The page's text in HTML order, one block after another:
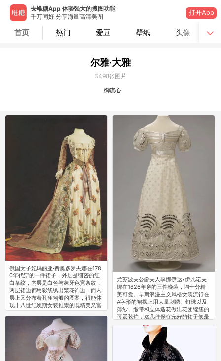
去堆糖App 体验强大的搜图功能
千万同好 分享海量高清美图
打开App
首页 热门 爱豆 壁纸 头像
尔雅·大雅
3498张图片
御流心
俄国太子妃玛丽亚·费奥多罗夫娜在178
0年代穿的一件裙子，外层是细密的红
白条纹，内层是白色与象牙色宽条纹，
两层裙边都用彩线绣出繁花饰边，而内
层上又分布着孔雀翎般的图案，很能体
现十八世纪晚期女装推崇的既精美又富
有自然韵味的风格。 ​​​
尤苏波夫公爵夫人季娜伊达•伊凡诺夫
娜在1826年穿的三件晚装，均十分精
美可爱。早期浪漫主义风格女装流行在
A字形的裙摆上用大量刺绣、钉珠以及
薄纱、缎带和立体造花做出花团锦簇的
可爱装饰，这几件保存完好的裙子便是
很典型的代表。 ​​​